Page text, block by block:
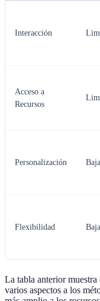
Interacción
Acceso a
Recursos
Personalización Baja
Flexibilidad Baja
La tabla anterior
varios aspectos a los